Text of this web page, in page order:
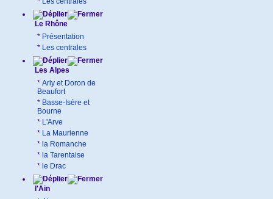
Le Rhône
* Présentation
* Les centrales
Les Alpes
* Arly et Doron de
Beaufort
* Basse-Isère et
Bourne
* L'Arve
* La Maurienne
* la Romanche
* la Tarentaise
* le Drac
l'Ain